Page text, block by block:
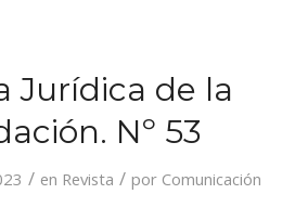
Jurídica de la
Nº 53
/ en Revista / por Comunicación